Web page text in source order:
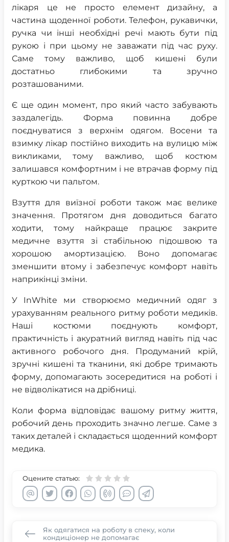
лікаря це не просто елемент дизайну, а
частина щоденної роботи. Телефон, рукавички,
ручка чи інші необхідні речі мають бути під
рукою і при цьому не заважати під час руху.
Саме тому важливо, щоб кишені були
достатньо глибокими та зручно
розташованими.
Є ще один момент, про який часто забувають
заздалегідь. Форма повинна добре
поєднуватися з верхнім одягом. Восени та
взимку лікар постійно виходить на вулицю між
викликами, тому важливо, щоб костюм
залишався комфортним і не втрачав форму під
курткою чи пальтом.
Взуття для виїзної роботи також має велике
значення. Протягом дня доводиться багато
ходити, тому найкраще працює закрите
медичне взуття зі стабільною підошвою та
хорошою амортизацією. Воно допомагає
зменшити втому і забезпечує комфорт навіть
наприкінці зміни.
У InWhite ми створюємо медичний одяг з
урахуванням реального ритму роботи медиків.
Наші костюми поєднують комфорт,
практичність і акуратний вигляд навіть під час
активного робочого дня. Продуманий крій,
зручні кишені та тканини, які добре тримають
форму, допомагають зосередитися на роботі і
не відволікатися на дрібниці.
Коли форма відповідає вашому ритму життя,
робочий день проходить значно легше. Саме з
таких деталей і складається щоденний комфорт
медика.
Оцените статью:
Як одягатися на роботу в спеку, коли
кондиціонер не допомагає